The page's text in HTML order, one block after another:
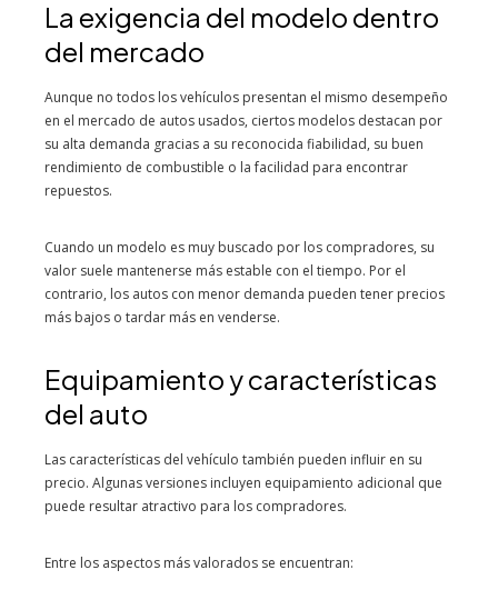
La exigencia del modelo dentro
del mercado
Aunque no todos los vehículos presentan el mismo desempeño
en el mercado de autos usados, ciertos modelos destacan por
su alta demanda gracias a su reconocida fiabilidad, su buen
rendimiento de combustible o la facilidad para encontrar
repuestos.
Cuando un modelo es muy buscado por los compradores, su
valor suele mantenerse más estable con el tiempo. Por el
contrario, los autos con menor demanda pueden tener precios
más bajos o tardar más en venderse.
Equipamiento y características
del auto
Las características del vehículo también pueden influir en su
precio. Algunas versiones incluyen equipamiento adicional que
puede resultar atractivo para los compradores.
Entre los aspectos más valorados se encuentran: